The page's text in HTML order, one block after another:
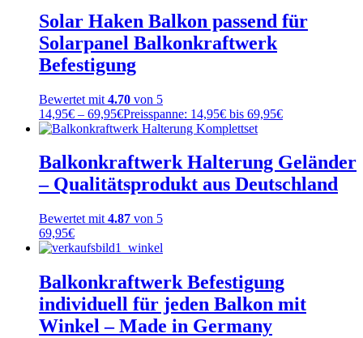
Solar Haken Balkon passend für
Solarpanel Balkonkraftwerk
Befestigung
Bewertet mit 4.70 von 5
14,95€ – 69,95€Preisspanne: 14,95€ bis 69,95€
Balkonkraftwerk Halterung Geländer
– Qualitätsprodukt aus Deutschland
Bewertet mit 4.87 von 5
69,95€
Balkonkraftwerk Befestigung
individuell für jeden Balkon mit
Winkel – Made in Germany